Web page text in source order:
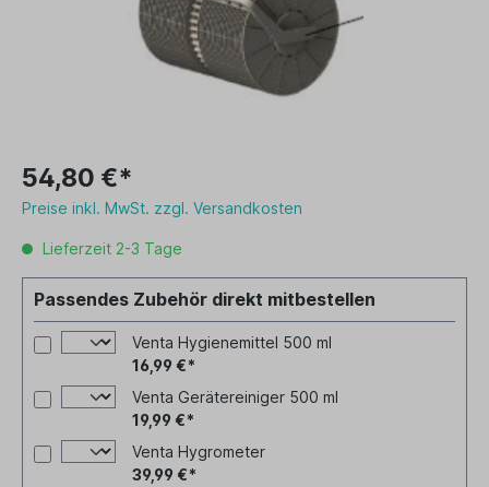
54,80 €*
Preise inkl. MwSt. zzgl. Versandkosten
Lieferzeit 2-3 Tage
Passendes Zubehör direkt mitbestellen
Venta Hygienemittel 500 ml
16,99 €*
Venta Gerätereiniger 500 ml
19,99 €*
Venta Hygrometer
39,99 €*